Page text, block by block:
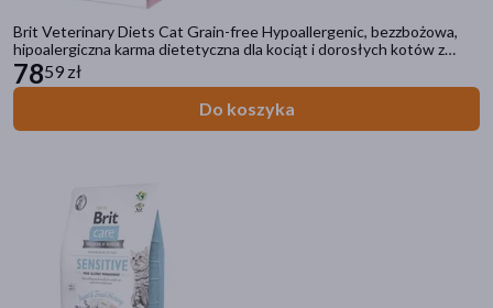
Brit Veterinary Diets Cat Grain-free Hypoallergenic, bezzbożowa,
hipoalergiczna karma dietetyczna dla kociąt i dorosłych kotów z
problemami dermatologicznymi, łosoś i groch, 2 kg
7859 zł
Do koszyka